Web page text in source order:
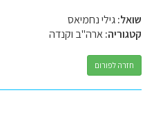
שואל:גילי נחמיאס
קטגוריה:ארה"ב וקנדה
חזרה לפורום